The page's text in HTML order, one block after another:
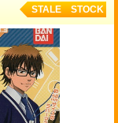
STALE STOCK